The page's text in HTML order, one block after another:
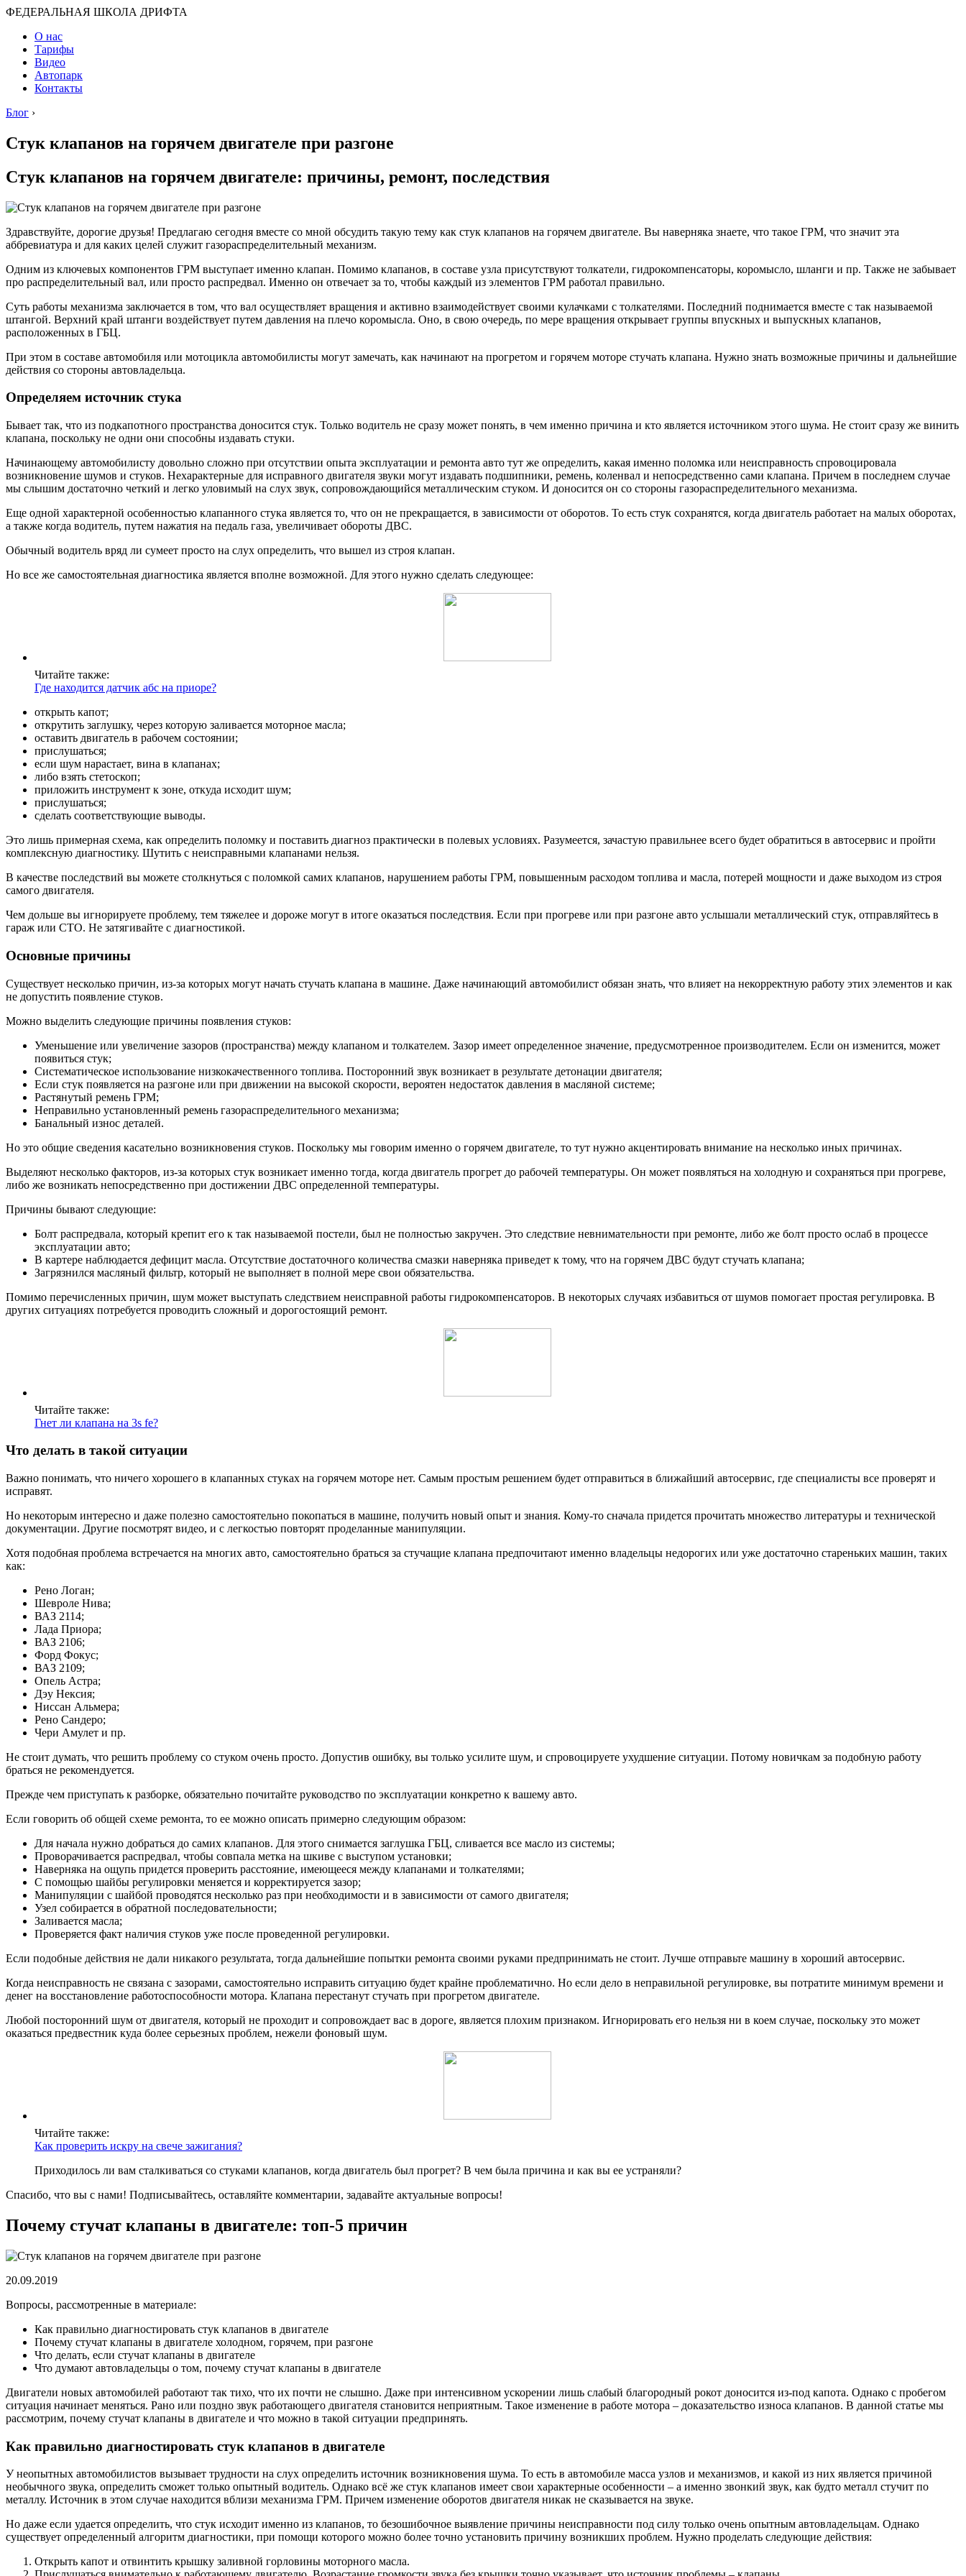
ФЕДЕРАЛЬНАЯ ШКОЛА ДРИФТА
О нас
Тарифы
Видео
Автопарк
Контакты
Блог ›
Стук клапанов на горячем двигателе при разгоне
Стук клапанов на горячем двигателе: причины, ремонт, последствия
Здравствуйте, дорогие друзья! Предлагаю сегодня вместе со мной обсудить такую тему как стук клапанов на горячем двигателе. Вы наверняка знаете, что такое ГРМ, что значит эта
аббревиатура и для каких целей служит газораспределительный механизм.
Одним из ключевых компонентов ГРМ выступает именно клапан. Помимо клапанов, в составе узла присутствуют толкатели, гидрокомпенсаторы, коромысло, шланги и пр. Также не забывает
про распределительный вал, или просто распредвал. Именно он отвечает за то, чтобы каждый из элементов ГРМ работал правильно.
Суть работы механизма заключается в том, что вал осуществляет вращения и активно взаимодействует своими кулачками с толкателями. Последний поднимается вместе с так называемой
штангой. Верхний край штанги воздействует путем давления на плечо коромысла. Оно, в свою очередь, по мере вращения открывает группы впускных и выпускных клапанов,
расположенных в ГБЦ.
При этом в составе автомобиля или мотоцикла автомобилисты могут замечать, как начинают на прогретом и горячем моторе стучать клапана. Нужно знать возможные причины и дальнейшие
действия со стороны автовладельца.
Определяем источник стука
Бывает так, что из подкапотного пространства доносится стук. Только водитель не сразу может понять, в чем именно причина и кто является источником этого шума. Не стоит сразу же винить
клапана, поскольку не одни они способны издавать стуки.
Начинающему автомобилисту довольно сложно при отсутствии опыта эксплуатации и ремонта авто тут же определить, какая именно поломка или неисправность спровоцировала
возникновение шумов и стуков. Нехарактерные для исправного двигателя звуки могут издавать подшипники, ремень, коленвал и непосредственно сами клапана. Причем в последнем случае
мы слышим достаточно четкий и легко уловимый на слух звук, сопровождающийся металлическим стуком. И доносится он со стороны газораспределительного механизма.
Еще одной характерной особенностью клапанного стука является то, что он не прекращается, в зависимости от оборотов. То есть стук сохранятся, когда двигатель работает на малых оборотах,
а также когда водитель, путем нажатия на педаль газа, увеличивает обороты ДВС.
Обычный водитель вряд ли сумеет просто на слух определить, что вышел из строя клапан.
Но все же самостоятельная диагностика является вполне возможной. Для этого нужно сделать следующее:
Читайте также:
Где находится датчик абс на приоре?
открыть капот;
открутить заглушку, через которую заливается моторное масла;
оставить двигатель в рабочем состоянии;
прислушаться;
если шум нарастает, вина в клапанах;
либо взять стетоскоп;
приложить инструмент к зоне, откуда исходит шум;
прислушаться;
сделать соответствующие выводы.
Это лишь примерная схема, как определить поломку и поставить диагноз практически в полевых условиях. Разумеется, зачастую правильнее всего будет обратиться в автосервис и пройти
комплексную диагностику. Шутить с неисправными клапанами нельзя.
В качестве последствий вы можете столкнуться с поломкой самих клапанов, нарушением работы ГРМ, повышенным расходом топлива и масла, потерей мощности и даже выходом из строя
самого двигателя.
Чем дольше вы игнорируете проблему, тем тяжелее и дороже могут в итоге оказаться последствия. Если при прогреве или при разгоне авто услышали металлический стук, отправляйтесь в
гараж или СТО. Не затягивайте с диагностикой.
Основные причины
Существует несколько причин, из-за которых могут начать стучать клапана в машине. Даже начинающий автомобилист обязан знать, что влияет на некорректную работу этих элементов и как
не допустить появление стуков.
Можно выделить следующие причины появления стуков:
Уменьшение или увеличение зазоров (пространства) между клапаном и толкателем. Зазор имеет определенное значение, предусмотренное производителем. Если он изменится, может
появиться стук;
Систематическое использование низкокачественного топлива. Посторонний звук возникает в результате детонации двигателя;
Если стук появляется на разгоне или при движении на высокой скорости, вероятен недостаток давления в масляной системе;
Растянутый ремень ГРМ;
Неправильно установленный ремень газораспределительного механизма;
Банальный износ деталей.
Но это общие сведения касательно возникновения стуков. Поскольку мы говорим именно о горячем двигателе, то тут нужно акцентировать внимание на несколько иных причинах.
Выделяют несколько факторов, из-за которых стук возникает именно тогда, когда двигатель прогрет до рабочей температуры. Он может появляться на холодную и сохраняться при прогреве,
либо же возникать непосредственно при достижении ДВС определенной температуры.
Причины бывают следующие:
Болт распредвала, который крепит его к так называемой постели, был не полностью закручен. Это следствие невнимательности при ремонте, либо же болт просто ослаб в процессе
эксплуатации авто;
В картере наблюдается дефицит масла. Отсутствие достаточного количества смазки наверняка приведет к тому, что на горячем ДВС будут стучать клапана;
Загрязнился масляный фильтр, который не выполняет в полной мере свои обязательства.
Помимо перечисленных причин, шум может выступать следствием неисправной работы гидрокомпенсаторов. В некоторых случаях избавиться от шумов помогает простая регулировка. В
других ситуациях потребуется проводить сложный и дорогостоящий ремонт.
Читайте также:
Гнет ли клапана на 3s fe?
Что делать в такой ситуации
Важно понимать, что ничего хорошего в клапанных стуках на горячем моторе нет. Самым простым решением будет отправиться в ближайший автосервис, где специалисты все проверят и
исправят.
Но некоторым интересно и даже полезно самостоятельно покопаться в машине, получить новый опыт и знания. Кому-то сначала придется прочитать множество литературы и технической
документации. Другие посмотрят видео, и с легкостью повторят проделанные манипуляции.
Хотя подобная проблема встречается на многих авто, самостоятельно браться за стучащие клапана предпочитают именно владельцы недорогих или уже достаточно стареньких машин, таких
как:
Рено Логан;
Шевроле Нива;
ВАЗ 2114;
Лада Приора;
ВАЗ 2106;
Форд Фокус;
ВАЗ 2109;
Опель Астра;
Дэу Нексия;
Ниссан Альмера;
Рено Сандеро;
Чери Амулет и пр.
Не стоит думать, что решить проблему со стуком очень просто. Допустив ошибку, вы только усилите шум, и спровоцируете ухудшение ситуации. Потому новичкам за подобную работу
браться не рекомендуется.
Прежде чем приступать к разборке, обязательно почитайте руководство по эксплуатации конкретно к вашему авто.
Если говорить об общей схеме ремонта, то ее можно описать примерно следующим образом:
Для начала нужно добраться до самих клапанов. Для этого снимается заглушка ГБЦ, сливается все масло из системы;
Проворачивается распредвал, чтобы совпала метка на шкиве с выступом установки;
Наверняка на ощупь придется проверить расстояние, имеющееся между клапанами и толкателями;
С помощью шайбы регулировки меняется и корректируется зазор;
Манипуляции с шайбой проводятся несколько раз при необходимости и в зависимости от самого двигателя;
Узел собирается в обратной последовательности;
Заливается масла;
Проверяется факт наличия стуков уже после проведенной регулировки.
Если подобные действия не дали никакого результата, тогда дальнейшие попытки ремонта своими руками предпринимать не стоит. Лучше отправьте машину в хороший автосервис.
Когда неисправность не связана с зазорами, самостоятельно исправить ситуацию будет крайне проблематично. Но если дело в неправильной регулировке, вы потратите минимум времени и
денег на восстановление работоспособности мотора. Клапана перестанут стучать при прогретом двигателе.
Любой посторонний шум от двигателя, который не проходит и сопровождает вас в дороге, является плохим признаком. Игнорировать его нельзя ни в коем случае, поскольку это может
оказаться предвестник куда более серьезных проблем, нежели фоновый шум.
Читайте также:
Как проверить искру на свече зажигания?
Приходилось ли вам сталкиваться со стуками клапанов, когда двигатель был прогрет? В чем была причина и как вы ее устраняли?
Спасибо, что вы с нами! Подписывайтесь, оставляйте комментарии, задавайте актуальные вопросы!
Почему стучат клапаны в двигателе: топ-5 причин
20.09.2019
Вопросы, рассмотренные в материале:
Как правильно диагностировать стук клапанов в двигателе
Почему стучат клапаны в двигателе холодном, горячем, при разгоне
Что делать, если стучат клапаны в двигателе
Что думают автовладельцы о том, почему стучат клапаны в двигателе
Двигатели новых автомобилей работают так тихо, что их почти не слышно. Даже при интенсивном ускорении лишь слабый благородный рокот доносится из-под капота. Однако с пробегом
ситуация начинает меняться. Рано или поздно звук работающего двигателя становится неприятным. Такое изменение в работе мотора – доказательство износа клапанов. В данной статье мы
рассмотрим, почему стучат клапаны в двигателе и что можно в такой ситуации предпринять.
Как правильно диагностировать стук клапанов в двигателе
У неопытных автомобилистов вызывает трудности на слух определить источник возникновения шума. То есть в автомобиле масса узлов и механизмов, и какой из них является причиной
необычного звука, определить сможет только опытный водитель. Однако всё же стук клапанов имеет свои характерные особенности – а именно звонкий звук, как будто металл стучит по
металлу. Источник в этом случае находится вблизи механизма ГРМ. Причем изменение оборотов двигателя никак не сказывается на звуке.
Но даже если удается определить, что стук исходит именно из клапанов, то безошибочное выявление причины неисправности под силу только очень опытным автовладельцам. Однако
существует определенный алгоритм диагностики, при помощи которого можно более точно установить причину возникших проблем. Нужно проделать следующие действия:
Открыть капот и отвинтить крышку заливной горловины моторного масла.